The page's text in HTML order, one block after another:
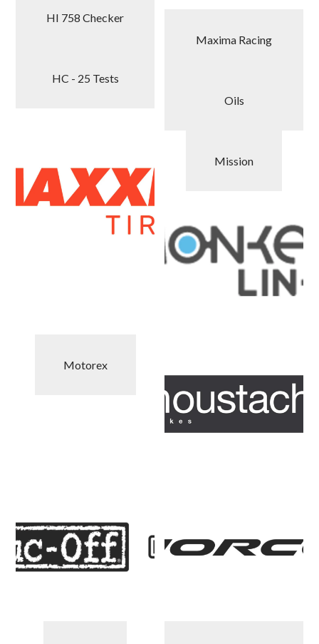
HI 758 Checker
HC - 25 Tests
Maxima Racing
Oils
Mission
Motorex